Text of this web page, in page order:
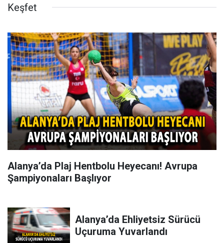
Keşfet
Alanya’da Plaj Hentbolu Heyecanı! Avrupa
Şampiyonaları Başlıyor
Alanya’da Ehliyetsiz Sürücü
Uçuruma Yuvarlandı